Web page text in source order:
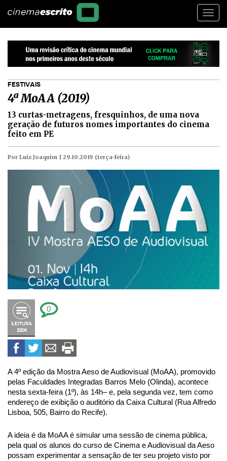
FESTIVAIS
4ª MoAA (2019)
13 curtas-metragens, fresquinhos, de uma nova
geração de futuros nomes importantes do cinema
feito em PE
Por Luiz Joaquim | 29.10.2019 (terça-feira)
0
A4ºedição daMostra Aeso de Audiovisual (MoAA), promovido
pelas Faculdades Integradas Barros Melo (Olinda), acontece
nesta sexta-feira (1º), às 14h– e, pela segunda vez, tem como
endereço de exibição o auditório da Caixa Cultural (Rua Alfredo
Lisboa, 505, Bairro do Recife).
A ideia é da MoAA é simular uma sessão de cinema pública,
pela qual os alunos do curso de Cinema e Audiovisual da Aeso
possam experimentar a sensação de ter seu projeto visto por